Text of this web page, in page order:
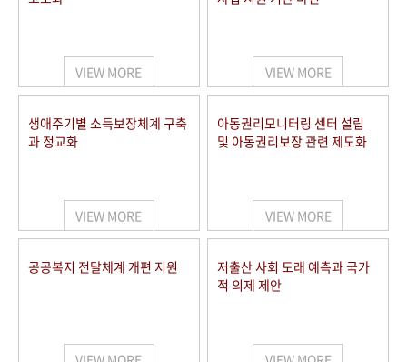
VIEW MORE VIEW MORE
생애주기별 소득보장체계 구축
과 정교화
VIEW MORE
아동권리모니터링 센터 설립
및 아동권리보장 관련 제도화
VIEW MORE
공공복지 전달체계 개편 지원
저출산 사회 도래 예측과 국가
적 의제 제안